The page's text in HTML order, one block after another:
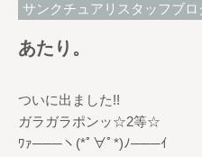
サンクチュアリスタッフブロ
あたり。
ついに出ました!!
ガラガラポンッ☆2等☆
ﾜｧ───ヽ(*ﾟ∀ﾟ*)ﾉ───ｲ